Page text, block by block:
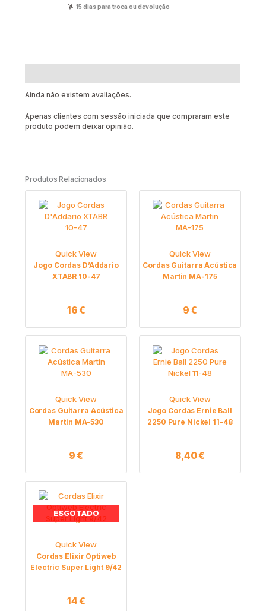
15 dias para troca ou devolução
Ainda não existem avaliações.
Apenas clientes com sessão iniciada que compraram este
produto podem deixar opinião.
Produtos Relacionados
Quick View
Jogo Cordas D’Addario
XTABR 10-47
16€
Quick View
Cordas Guitarra Acústica
Martin MA-175
9€
Quick View
Cordas Guitarra Acústica
Martin MA-530
9€
Quick View
Jogo Cordas Ernie Ball
2250 Pure Nickel 11-48
8,40€
ESGOTADO
Quick View
Cordas Elixir Optiweb
Electric Super Light 9/42
14€